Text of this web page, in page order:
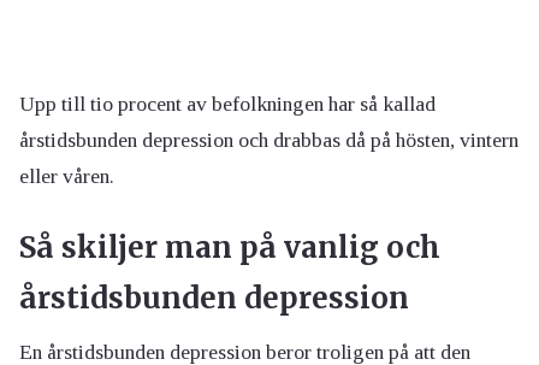
Upp till tio procent av befolkningen har så kallad
årstidsbunden depression och drabbas då på hösten, vintern
eller våren.
Så skiljer man på vanlig och
årstidsbunden depression
En årstidsbunden depression beror troligen på att den